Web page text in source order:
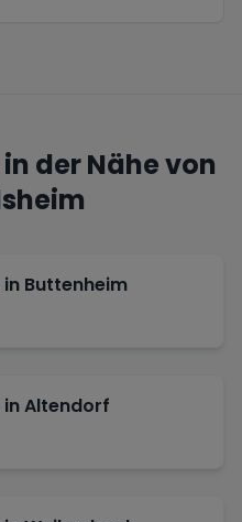
der Nähe von
Buttenheim
Altendorf